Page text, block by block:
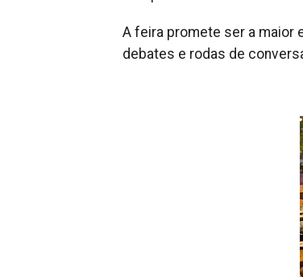
A feira promete ser a maior
debates e rodas de